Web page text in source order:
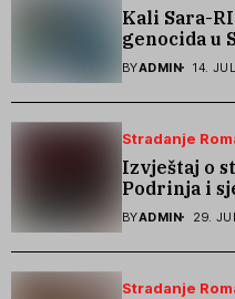
Kali Sara-
genocida u
stradanje
BYADMIN 14.
Stradanje
Izvještaj o
Podrinja i
godine
BYADMIN 29.
Stradanje